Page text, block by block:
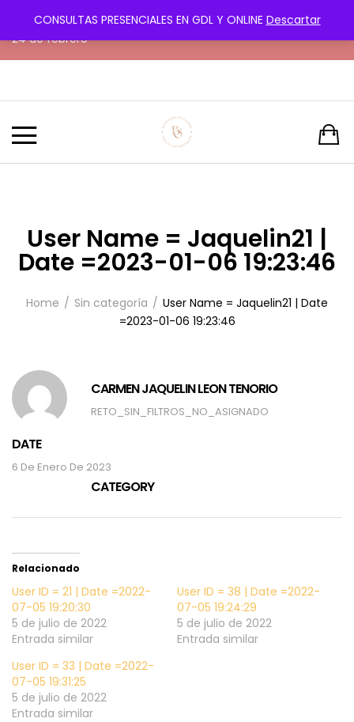
¡Transforma tu cuerpo con amor y paciencia! Próximo reto
24 de febrero
User Name = Jaquelin21 |
Date =2023-01-06 19:23:46
Home Sin categoría
User Name = Jaquelin21 | Date
=2023-01-06 19:23:46
CARMEN JAQUELIN LEON TENORIO
RETO_SIN_FILTROS_NO_ASIGNADO
DATE
6 De Enero De 2023
CATEGORY
Relacionado
User ID = 21 | Date =2022-
07-05 19:20:30
5 de julio de 2022
Entrada similar
User ID = 38 | Date =2022-
07-05 19:24:29
5 de julio de 2022
Entrada similar
User ID = 33 | Date =2022-
07-05 19:31:25
5 de julio de 2022
Entrada similar
CONSULTAS PRESENCIALES EN GDL Y ONLINE Descartar